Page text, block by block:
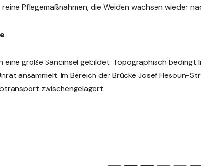
Pflegemaßnahmen, die Weiden wachsen wieder
große Sandinsel gebildet. Topographisch bedingt
ansammelt. Im Bereich der Brücke Josef Hesoun-
zwischengelagert.